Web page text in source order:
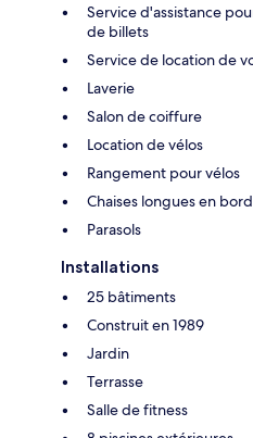
Service d'assistance
de billets
Service de location de
Laverie
Salon de coiffure
Location de vélos
Rangement pour vélos
Chaises longues en
Parasols
Installations
25 bâtiments
Construit en 1989
Jardin
Terrasse
Salle de fitness